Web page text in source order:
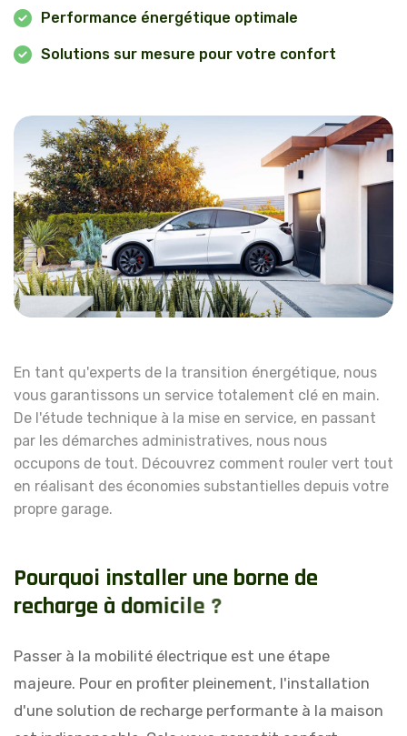
Performance énergétique optimale
Solutions sur mesure pour votre confort
En tant qu'experts de la transition énergétique, nous
vous garantissons un service totalement clé en main.
De l'étude technique à la mise en service, en passant
par les démarches administratives, nous nous
occupons de tout. Découvrez comment rouler vert tout
en réalisant des économies substantielles depuis votre
propre garage.
Pourquoi installer une borne de
recharge à domicile ?
Passer à la mobilité électrique est une étape
majeure. Pour en profiter pleinement, l'installation
d'une solution de recharge performante à la maison